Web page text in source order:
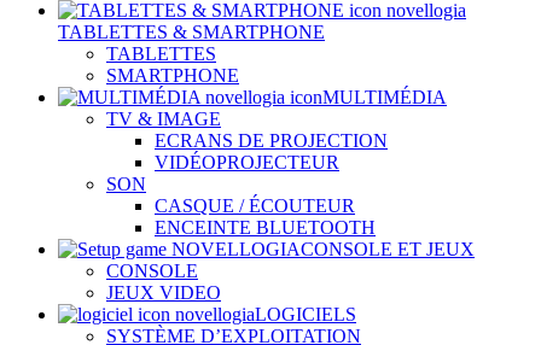
TABLETTES & SMARTPHONE
TABLETTES
SMARTPHONE
MULTIMÉDIA
TV & IMAGE
ECRANS DE PROJECTION
VIDÉOPROJECTEUR
SON
CASQUE / ÉCOUTEUR
ENCEINTE BLUETOOTH
CONSOLE ET JEUX
CONSOLE
JEUX VIDEO
LOGICIELS
SYSTÈME D’EXPLOITATION